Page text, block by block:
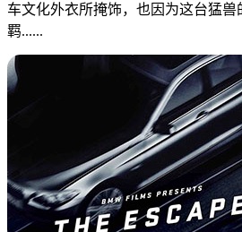
车文化外衣所掩饰，也因为这台猛
羁......